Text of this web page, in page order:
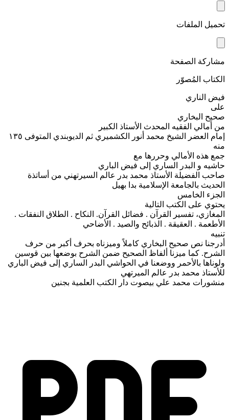
تحميل الملفات
مشاركة الصفحة
الكتاب المُصوّر
فيض الناري
على
صحيح البخاري
من أمالي الفقيه المحدث الأستاذ الكبير
إمام العضر الشيخ محمد أنور الكشميري ثم الديوبندي المتوفى ١٣٥
منه
جمع هذه الأمالي وحررها مع
حاشیه و البدر الساري إلى فيض الباري
صاحب الفضيلة الأستاذ محمد بدر عالم السيرتهني من أساتذة
الحديث بالجامعة الإسلامية بدا بهيل
الجزء الخامس
يحتوي على الكتب التالية
المغازي، تفسير القرآن . فضائل القرآن. النكاح . الطلاق النفقات .
الأطعمة . العقيقة . الذبائح والصيد . الأضاحي
تنبيه
أدرجنا نص صحيح البخاري كاملاً وميزناه بحرف أكبر من حرف
الشرح. كما ميزنا ألفاظ الصحيح ضمن الشرح بوضعها بين قوسين
ولوناها بالأحمر ووضعنا في الحواشي البدر الساري إلى فيض الباري
للأستاذ محمد بدر عالم الميرتهي
منشورات محمد علي بيصوت دار الكتب العلمية بجنين